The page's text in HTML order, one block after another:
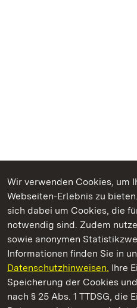
Wir verwenden Cookies, um
Webseiten-Erlebnis zu
sich dabei um Cookies, die
notwendig sind. Zudem
sowie anonymen
Informationen finden Sie in
Datenschutzhinweisen. Ihre
Speicherung der Cookies
nach § 25 Abs. 1 TTDSG,
Kommen. Staunen.
Residenzschloss Ludwigsburg
Staatliche Schlösser und